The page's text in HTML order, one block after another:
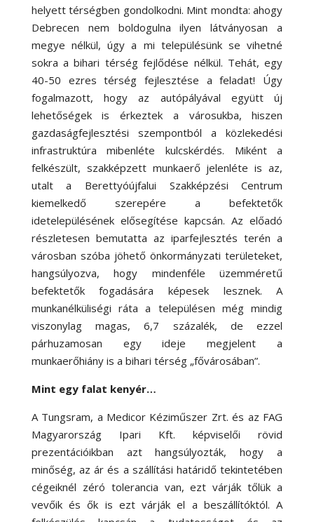
helyett térségben gondolkodni. Mint mondta: ahogy
Debrecen nem boldogulna ilyen látványosan a
megye nélkül, úgy a mi településünk se vihetné
sokra a bihari térség fejlődése nélkül. Tehát, egy
40-50 ezres térség fejlesztése a feladat! Úgy
fogalmazott, hogy az autópályával együtt új
lehetőségek is érkeztek a városukba, hiszen
gazdaságfejlesztési szempontból a közlekedési
infrastruktúra mibenléte kulcskérdés. Miként a
felkészült, szakképzett munkaerő jelenléte is az,
utalt a Berettyóújfalui Szakképzési Centrum
kiemelkedő szerepére a befektetők
idetelepülésének elősegítése kapcsán. Az előadó
részletesen bemutatta az iparfejlesztés terén a
városban szóba jöhető önkormányzati területeket,
hangsúlyozva, hogy mindenféle üzemméretű
befektetők fogadására képesek lesznek. A
munkanélküliségi ráta a településen még mindig
viszonylag magas, 6,7 százalék, de ezzel
párhuzamosan egy ideje megjelent a
munkaerőhiány is a bihari térség „fővárosában”.
Mint egy falat kenyér…
A Tungsram, a Medicor Kéziműszer Zrt. és az FAG
Magyarország Ipari Kft. képviselői rövid
prezentációikban azt hangsúlyozták, hogy a
minőség, az ár és a szállítási határidő tekintetében
cégeiknél zéró tolerancia van, ezt várják tőlük a
vevőik és ők is ezt várják el a beszállítóktól. A